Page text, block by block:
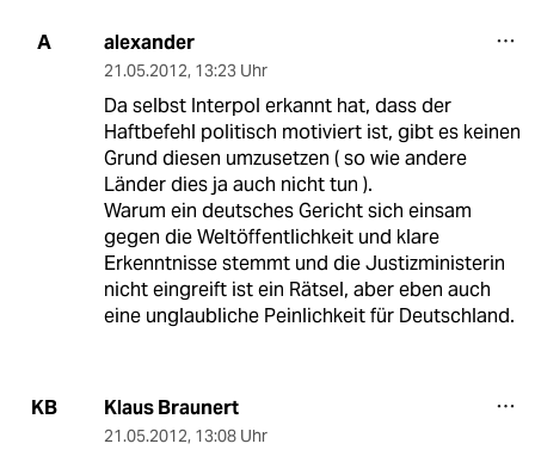
A alexander
21.05.2012, 13:23 Uhr
Da selbst Interpol erkannt hat, dass der
Haftbefehl politisch motiviert ist, gibt es keinen
Grund diesen umzusetzen ( so wie andere
Länder dies ja auch nicht tun ).
Warum ein deutsches Gericht sich einsam
gegen die Weltöffentlichkeit und klare
Erkenntnisse stemmt und die Justizministerin
nicht eingreift ist ein Rätsel, aber eben auch
eine unglaubliche Peinlichkeit für Deutschland.
KB Klaus Braunert
21.05.2012, 13:08 Uhr